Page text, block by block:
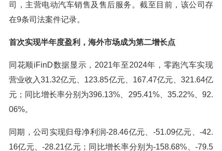
司，主营电动汽车销售及售后服务。截至目前，该公司存
在9条司法案件记录。
首次实现半年度盈利，海外市场成为第二增长点
同花顺iFinD数据显示，2021年至2024年，零跑汽车实现
营业收入31.32亿元、123.85亿元、167.47亿元、321.64亿
元；同比增长率分别为396.13%、295.41%、35.22%、92.
06%。
同期，公司实现归母净利润-28.46亿元、-51.09亿元、-42.
16亿元、-28.21亿元；同比增长率分别为-158.68%、-79.5